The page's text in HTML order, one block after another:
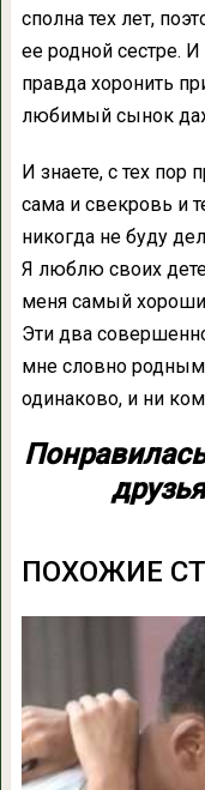
сполна тех лет,
ее родной сестре.
правда хоронить
любимый сынок
И знаете, с тех пор
сама и свекровь и
никогда не буду
Я люблю своих
меня самый
Эти два
мне словно
одинаково, и ни
ПОХОЖИЕ